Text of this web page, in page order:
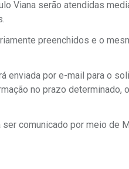
serão atendidas
preenchidos e o
enviada por e-mail para o
no prazo
comunicado por meio de